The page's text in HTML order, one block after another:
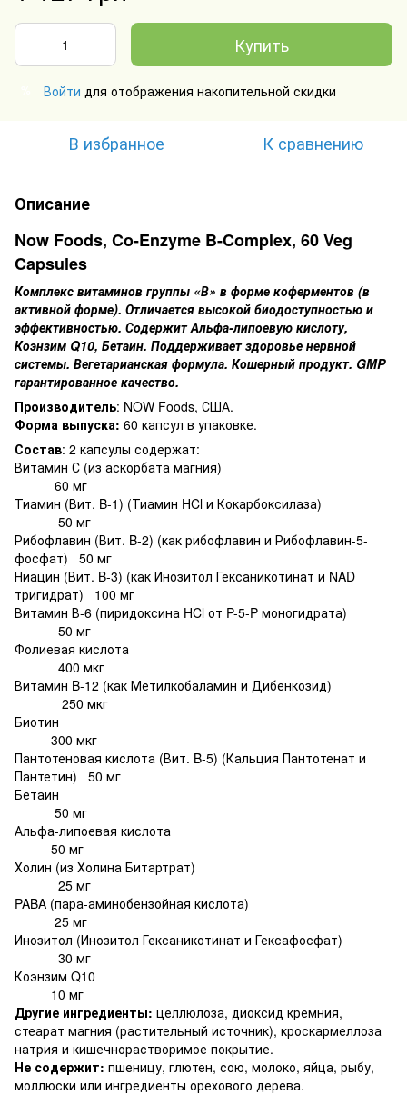
Купить
Войти для отображения накопительной скидки
В избранное К сравнению
Описание
Now Foods, Co-Enzyme B-Complex, 60 Veg
Capsules
Комплекс витаминов группы «В» в форме коферментов (в
активной форме). Отличается высокой биодоступностью и
эффективностью. Содержит Альфа-липоевую кислоту,
Коэнзим Q10, Бетаин. Поддерживает здоровье нервной
системы. Вегетарианская формула. Кошерный продукт. GMP
гарантированное качество.
Производитель: NOW Foods, США.
Форма выпуска: 60 капсул в упаковке.
Состав: 2 капсулы содержат:
Витамин С (из аскорбата магния)
60 мг
Тиамин (Вит. B-1) (Тиамин HCl и Кокарбоксилаза)
50 мг
Рибофлавин (Вит. B-2) (как рибофлавин и Рибофлавин-5-
фосфат) 50 мг
Ниацин (Вит. B-3) (как Инозитол Гексаникотинат и NAD
тригидрат) 100 мг
Витамин В-6 (пиридоксина HCl от P-5-P моногидрата)
50 мг
Фолиевая кислота
400 мкг
Витамин B-12 (как Метилкобаламин и Дибенкозид)
250 мкг
Биотин
300 мкг
Пантотеновая кислота (Вит. B-5) (Кальция Пантотенат и
Пантетин) 50 мг
Бетаин
50 мг
Альфа-липоевая кислота
50 мг
Холин (из Холина Битартрат)
25 мг
PABA (пара-аминобензойная кислота)
25 мг
Инозитол (Инозитол Гексаникотинат и Гексафосфат)
30 мг
Коэнзим Q10
10 мг
Другие ингредиенты: целлюлоза, диоксид кремния,
стеарат магния (растительный источник), кроскармеллоза
натрия и кишечнорастворимое покрытие.
Не содержит: пшеницу, глютен, сою, молоко, яйца, рыбу,
моллюски или ингредиенты орехового дерева.